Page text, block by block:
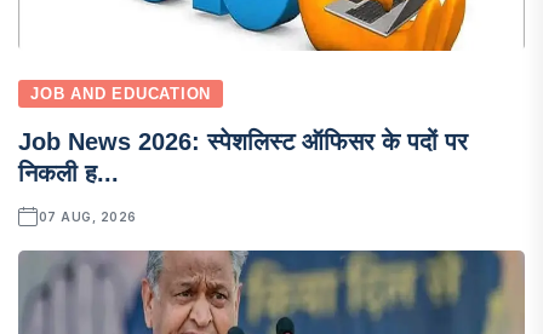
JOB AND EDUCATION
Job News 2026: स्पेशलिस्ट ऑफिसर के पदों पर
निकली ह...
07 AUG, 2026